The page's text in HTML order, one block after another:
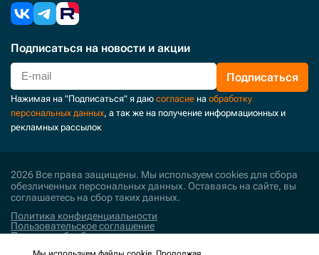
Подписаться на новости и акции
Подписаться
Нажимая на "Подписаться" я даю согласие на обработку
персональных данных, а так же на получение информационных и
рекламных рассылок
2026 Все права защищены. Мы используем cookies для сбора
обезличенных персональных данных. Оставаясь на сайте, вы
соглашаетесь на сбор таких данных.
Политика конфиденциальности
Пользовательское соглашение
Политика обработки персональных данных